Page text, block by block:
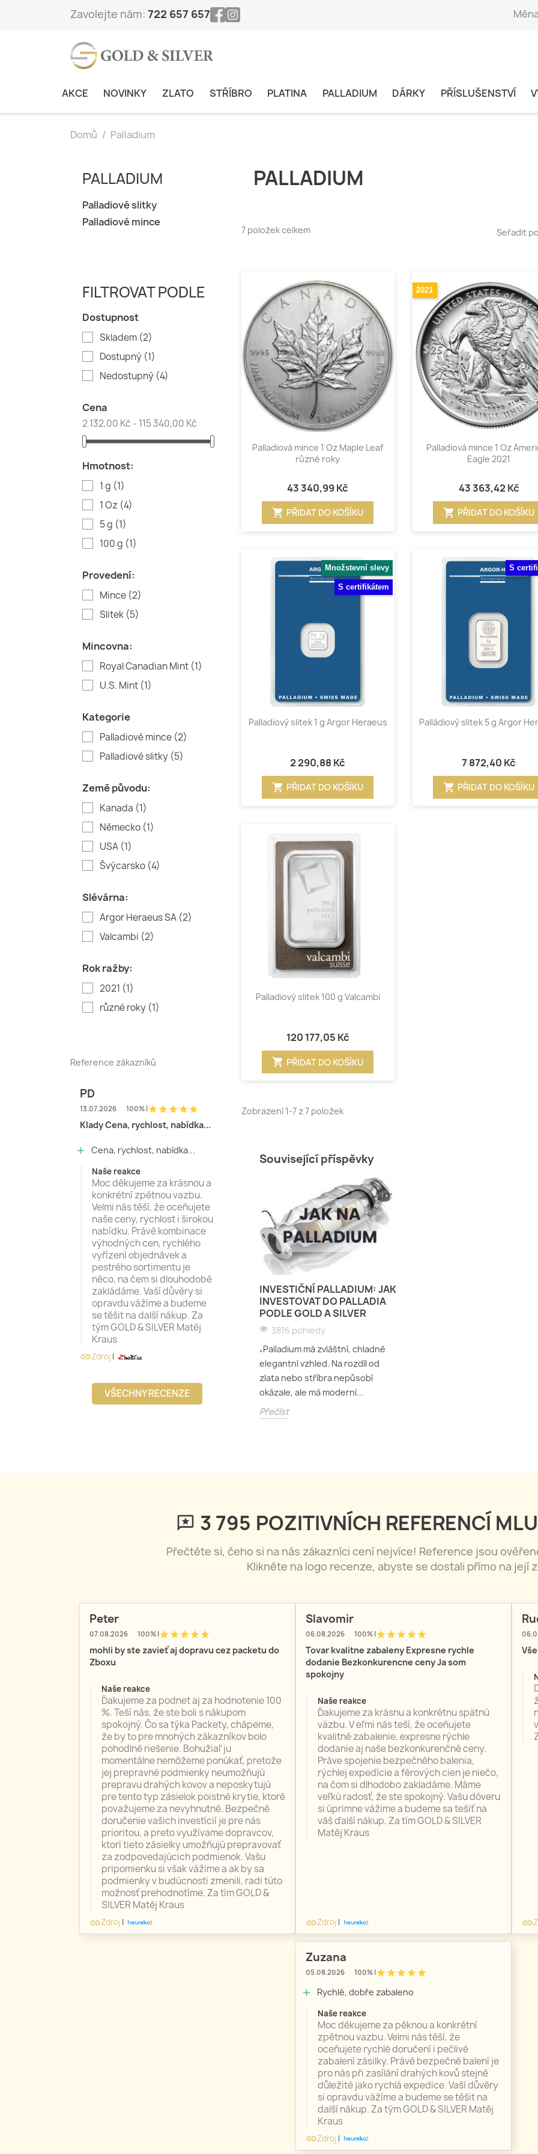
Zavolejte nám: 722 657 657
AKCE NOVINKY ZLATO STŘÍBRO PLATINA PALLADIUM DÁRKY PŘÍSLUŠENSTVÍ
Domů Palladium
PALLADIUM
Palladiové slitky
Palladiové mince
FILTROVAT PODLE
Dostupnost
Skladem (2)
Dostupný (1)
Nedostupný (4)
Cena
2 132,00 Kč - 115 340,00 Kč
Hmotnost:
1 g (1)
1 Oz (4)
5 g (1)
100 g (1)
Provedení:
Mince (2)
Slitek (5)
Mincovna:
Royal Canadian Mint (1)
U.S. Mint (1)
Kategorie
Palladiové mince (2)
Palladiové slitky (5)
Země původu:
Kanada (1)
Německo (1)
USA (1)
Švýcarsko (4)
Slévárna:
Argor Heraeus SA (2)
Valcambi (2)
Rok ražby:
2021 (1)
různé roky (1)
Reference zákazníků
PD
13.07.2026 100% |starstarstarstarstar
Klady Cena, rychlost, nabídka...
add Cena, rychlost, nabídka...
Naše reakce
Moc děkujeme za krásnou a
konkrétní zpětnou vazbu.
Velmi nás těší, že oceňujete
naše ceny, rychlost i širokou
nabídku. Právě kombinace
výhodných cen, rychlého
vyřízení objednávek a
pestrého sortimentu je
něco, na čem si dlouhodobě
zakládáme. Vaší důvěry si
opravdu vážíme a budeme
se těšit na další nákup. Za
tým GOLD & SILVER Matěj
Kraus
linkZdroj |
VŠECHNY RECENZE
PALLADIUM
7 položek celkem Seřadit
 Rychlý náhled
Palladiová mince 1 Oz Maple Leaf
různé roky
43 340,99 Kč
shopping_cart PŘIDAT DO KOŠÍKU
2021
Rychlý náhled
Palladiová mince 1 Oz
Eagle 2021
43 363,42 Kč
shopping_cart PŘIDAT DO KOŠÍKU
Množstevní slevy
S certifikátem
Rychlý náhled
Palladiový slitek 1 g Argor Heraeus
2 290,88 Kč
shopping_cart PŘIDAT DO KOŠÍKU
S
Rychlý náhled
Palládiový slitek 5 g Argor
7 872,40 Kč
shopping_cart PŘIDAT DO KOŠÍKU
Rychlý náhled
Palladiový slitek 100 g Valcambi
120 177,05 Kč
shopping_cart PŘIDAT DO KOŠÍKU
Zobrazení 1-7 z 7 položek
Související příspěvky
INVESTIČNÍ PALLADIUM: JAK
INVESTOVAT DO PALLADIA
PODLE GOLD A SILVER
3816 pohledy
„Palladium má zvláštní, chladně
elegantní vzhled. Na rozdíl od
zlata nebo stříbra nepůsobí
okázale, ale má moderní...
Přečíst
3 797 POZITIVNÍCH REFERENCÍ
Přečtěte si, čeho si na nás zákazníci cení nejvíce! Reference jsou
Klikněte na logo recenze, abyste se dostali přímo na její
Peter
07.08.2026 100% |starstarstarstarstar
mohli by ste zavieť aj dopravu cez packetu do
Zboxu
Naše reakce
Ďakujeme za podnet aj za hodnotenie 100
%. Teší nás, že ste boli s nákupom
spokojný. Čo sa týka Packety, chápeme,
že by to pre mnohých zákazníkov bolo
pohodlné riešenie. Bohužiaľ ju
momentálne nemôžeme ponúkať, pretože
jej prepravné podmienky neumožňujú
prepravu drahých kovov a neposkytujú
pre tento typ zásielok poistné krytie, ktoré
považujeme za nevyhnutné. Bezpečné
doručenie vašich investícií je pre nás
prioritou, a preto využívame dopravcov,
ktorí tieto zásielky umožňujú prepravovať
za zodpovedajúcich podmienok. Vašu
pripomienku si však vážime a ak by sa
podmienky v budúcnosti zmenili, radi túto
možnosť prehodnotíme. Za tím GOLD &
SILVER Matěj Kraus
linkZdroj |
Slavomir
06.08.2026 100% |starstarstarstarstar
Tovar kvalitne zabaleny Expresne rychle
dodanie Bezkonkurencne ceny Ja som
spokojny
Naše reakce
Ďakujeme za krásnu a konkrétnu spätnú
väzbu. V eľmi nás teší, že oceňujete
kvalitné zabalenie, expresne rýchle
dodanie aj naše bezkonkurenčné ceny.
Práve spojenie bezpečného balenia,
rýchlej expedície a férových cien je niečo,
na čom si dlhodobo zakladáme. Máme
veľkú radosť, že ste spokojný. Vašu dôveru
si úprimne vážime a budeme sa tešiť na
váš ďalší nákup. Za tím GOLD & SILVER
Matěj Kraus
linkZdroj | link
Zuzana
05.08.2026 100% |starstarstarstarstar
add Rychlé, dobře zabaleno
Naše reakce
Moc děkujeme za pěknou a konkrétní
zpětnou vazbu. Velmi nás těší, že
oceňujete rychlé doručení i pečlivé
zabalení zásilky. Právě bezpečné balení je
pro nás při zasílání drahých kovů stejně
důležité jako rychlá expedice. Vaší důvěry
si opravdu vážíme a budeme se těšit na
další nákup. Za tým GOLD & SILVER Matěj
Kraus
linkZdroj |